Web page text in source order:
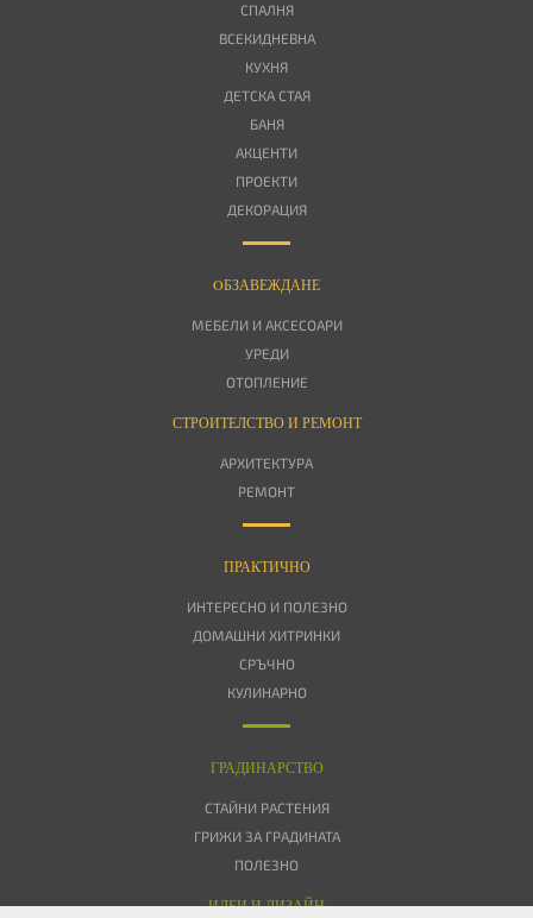
СПАЛНЯ
ВСЕКИДНЕВНА
КУХНЯ
ДЕТСКА СТАЯ
БАНЯ
АКЦЕНТИ
ПРОЕКТИ
ДЕКОРАЦИЯ
OБЗАВЕЖДАНЕ
МЕБЕЛИ И АКСЕСОАРИ
УРЕДИ
ОТОПЛЕНИЕ
СТРОИТЕЛСТВО И РЕМОНТ
АРХИТЕКТУРА
РЕМОНТ
ПРАКТИЧНО
ИНТЕРЕСНО И ПОЛЕЗНО
ДОМАШНИ ХИТРИНКИ
СРЪЧНО
КУЛИНАРНО
ГРАДИНАРСТВО
СТАЙНИ РАСТЕНИЯ
ГРИЖИ ЗА ГРАДИНАТА
ПОЛЕЗНО
ИДЕИ И ДИЗАЙН